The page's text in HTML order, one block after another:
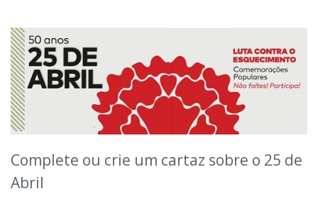
Complete ou crie um cartaz sobre o 25 de
Abril